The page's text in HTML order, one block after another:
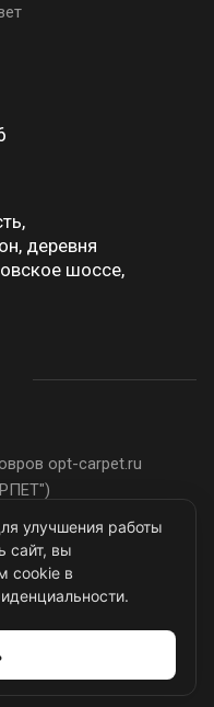
деревня
шоссе,
opt-carpet.ru
улучшения работы
сайт, вы
cookie в